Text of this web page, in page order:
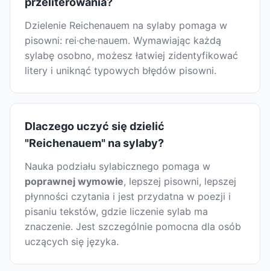
Dzielenie Reichenauem na sylaby pomaga w
pisowni: rei·che·nauem. Wymawiając każdą
sylabę osobno, możesz łatwiej zidentyfikować
litery i uniknąć typowych błędów pisowni.
Dlaczego uczyć się dzielić
"Reichenauem" na sylaby?
Nauka podziału sylabicznego pomaga w
poprawnej wymowie, lepszej pisowni, lepszej
płynności czytania i jest przydatna w poezji i
pisaniu tekstów, gdzie liczenie sylab ma
znaczenie. Jest szczególnie pomocna dla osób
uczących się języka.